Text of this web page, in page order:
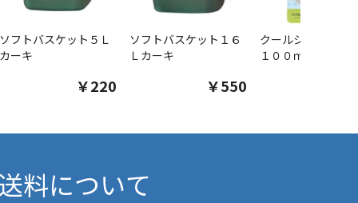
ソフトバスケット５Ｌ
カーキ
￥220
ソフトバスケット１６
Ｌカーキ
￥550
クールシャツスプ
１００ｍｌ
料について